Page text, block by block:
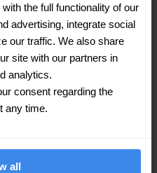
the full functionality of our
advertising, integrate social
our traffic. We also share
site with our partners in
analytics.
consent regarding the
any time.
all